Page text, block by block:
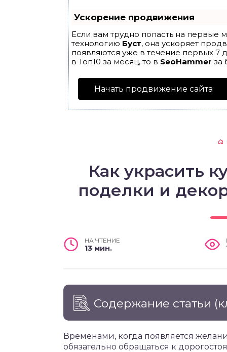
Ускорение продвижения
Если вам трудно попасть на первые
технологию Буст, она ускоряет
появляются уже в течение первых 7
в Топ10 за месяц, то в SeoHammer за
Начать продвижение сайта
Как украсить
поделки и
НА ЧТЕНИЕ
13 мин.
Содержание статьи
Временами, когда появляется
обязательно обращаться к